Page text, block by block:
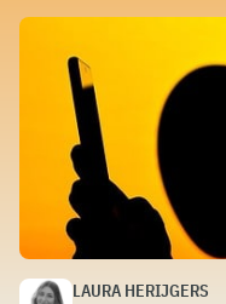
LAURA HERIJGERS